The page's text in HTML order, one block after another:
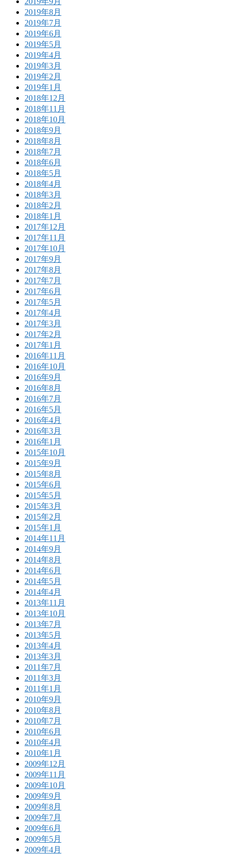
2019年8月
2019年7月
2019年6月
2019年5月
2019年4月
2019年3月
2019年2月
2019年1月
2018年12月
2018年11月
2018年10月
2018年9月
2018年8月
2018年7月
2018年6月
2018年5月
2018年4月
2018年3月
2018年2月
2018年1月
2017年12月
2017年11月
2017年10月
2017年9月
2017年8月
2017年7月
2017年6月
2017年5月
2017年4月
2017年3月
2017年2月
2017年1月
2016年11月
2016年10月
2016年9月
2016年8月
2016年7月
2016年5月
2016年4月
2016年3月
2016年1月
2015年10月
2015年9月
2015年8月
2015年6月
2015年5月
2015年3月
2015年2月
2015年1月
2014年11月
2014年9月
2014年8月
2014年6月
2014年5月
2014年4月
2013年11月
2013年10月
2013年7月
2013年5月
2013年4月
2013年3月
2011年7月
2011年3月
2011年1月
2010年9月
2010年8月
2010年7月
2010年6月
2010年4月
2010年1月
2009年12月
2009年11月
2009年10月
2009年9月
2009年8月
2009年7月
2009年6月
2009年5月
2009年4月